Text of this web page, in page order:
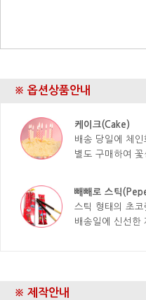
※ 옵션상품안내
케이크(Cake)
배송 당일에 체
별도 구매하여 꽃
빼빼로 스틱
스틱 형태의 초
배송일에 신선한
※ 제작안내